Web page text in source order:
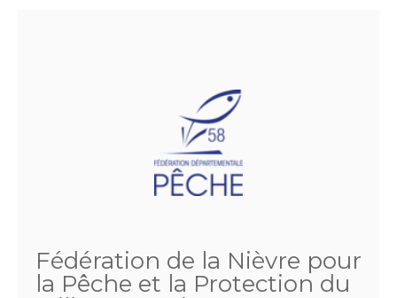
Fédération de la Nièvre pour
la Pêche et la Protection du